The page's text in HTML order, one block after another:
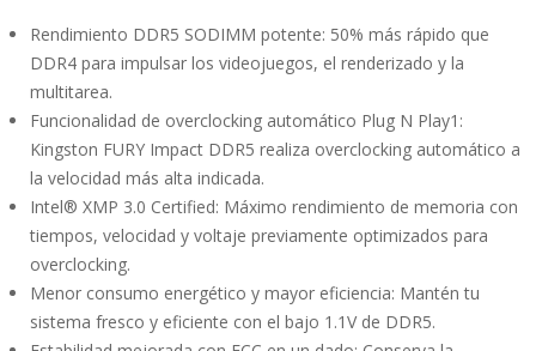
Rendimiento DDR5 SODIMM potente: 50% más rápido que
DDR4 para impulsar los videojuegos, el renderizado y la
multitarea.
Funcionalidad de overclocking automático Plug N Play1:
Kingston FURY Impact DDR5 realiza overclocking automático a
la velocidad más alta indicada.
Intel® XMP 3.0 Certified: Máximo rendimiento de memoria con
tiempos, velocidad y voltaje previamente optimizados para
overclocking.
Menor consumo energético y mayor eficiencia: Mantén tu
sistema fresco y eficiente con el bajo 1.1V de DDR5.